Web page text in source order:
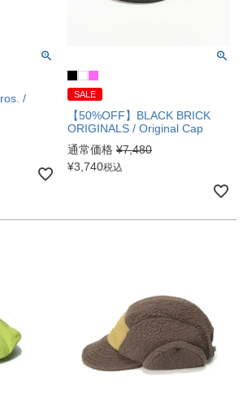
/
SALE
【50%OFF】BLACK BRICK
ORIGINALS / Original Cap
通常価格 ¥7,480
¥3,740税込